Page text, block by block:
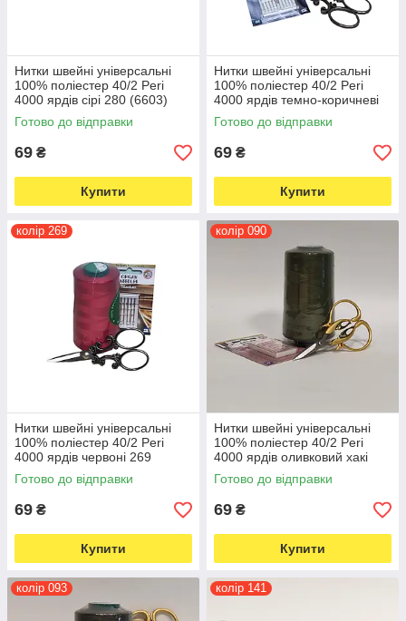
Нитки швейні універсальні
100% поліестер 40/2 Peri
4000 ярдів сірі 280 (6603)
Готово до відправки
69 ₴
Купити
Нитки швейні універсальні
100% поліестер 40/2 Peri
4000 ярдів темно-коричневі
045 (6605)
Готово до відправки
69 ₴
Купити
колір 269
Нитки швейні універсальні
100% поліестер 40/2 Peri
4000 ярдів червоні 269
(6604)
Готово до відправки
69 ₴
Купити
колір 090
Нитки швейні універсальні
100% поліестер 40/2 Peri
4000 ярдів оливковий хакі
090 (6685)
Готово до відправки
69 ₴
Купити
колір 093 колір 141